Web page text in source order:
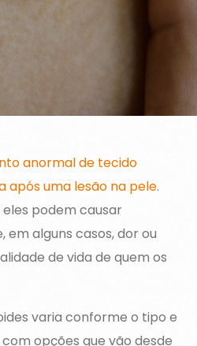
anormal de tecido
após uma lesão na pele.
eles podem causar
alguns casos, dor ou
de vida de quem os
varia conforme o tipo e
opções que vão desde